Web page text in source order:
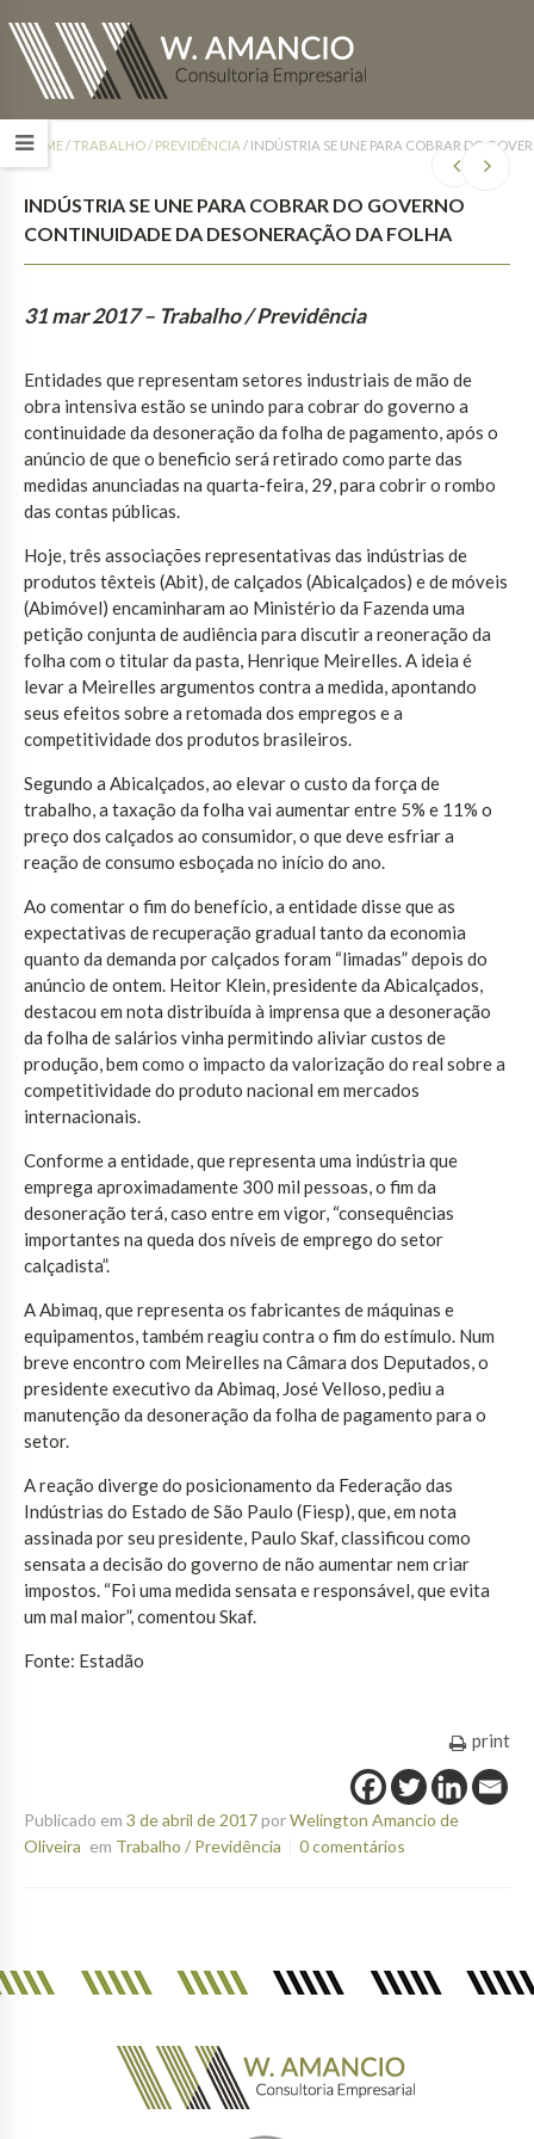
HOME/TRABALHO / PREVIDÊNCIA / INDÚSTRIA SE UNE PARA COBRAR DO
INDÚSTRIA SE UNE PARA COBRAR DO GOVERNO
CONTINUIDADE DA DESONERAÇÃO DA FOLHA
31 mar 2017 – Trabalho / Previdência
Entidades que representam setores industriais de mão de
obra intensiva estão se unindo para cobrar do governo a
continuidade da desoneração da folha de pagamento, após o
anúncio de que o beneficio será retirado como parte das
medidas anunciadas na quarta-feira, 29, para cobrir o rombo
das contas públicas.
Hoje, três associações representativas das indústrias de
produtos têxteis (Abit), de calçados (Abicalçados) e de móveis
(Abimóvel) encaminharam ao Ministério da Fazenda uma
petição conjunta de audiência para discutir a reoneração da
folha com o titular da pasta, Henrique Meirelles. A ideia é
levar a Meirelles argumentos contra a medida, apontando
seus efeitos sobre a retomada dos empregos e a
competitividade dos produtos brasileiros.
Segundo a Abicalçados, ao elevar o custo da força de
trabalho, a taxação da folha vai aumentar entre 5% e 11% o
preço dos calçados ao consumidor, o que deve esfriar a
reação de consumo esboçada no início do ano.
Ao comentar o fim do benefício, a entidade disse que as
expectativas de recuperação gradual tanto da economia
quanto da demanda por calçados foram “limadas” depois do
anúncio de ontem. Heitor Klein, presidente da Abicalçados,
destacou em nota distribuída à imprensa que a desoneração
da folha de salários vinha permitindo aliviar custos de
produção, bem como o impacto da valorização do real sobre a
competitividade do produto nacional em mercados
internacionais.
Conforme a entidade, que representa uma indústria que
emprega aproximadamente 300 mil pessoas, o fim da
desoneração terá, caso entre em vigor, “consequências
importantes na queda dos níveis de emprego do setor
calçadista”.
A Abimaq, que representa os fabricantes de máquinas e
equipamentos, também reagiu contra o fim do estímulo. Num
breve encontro com Meirelles na Câmara dos Deputados, o
presidente executivo da Abimaq, José Velloso, pediu a
manutenção da desoneração da folha de pagamento para o
setor.
A reação diverge do posicionamento da Federação das
Indústrias do Estado de São Paulo (Fiesp), que, em nota
assinada por seu presidente, Paulo Skaf, classificou como
sensata a decisão do governo de não aumentar nem criar
impostos. “Foi uma medida sensata e responsável, que evita
um mal maior”, comentou Skaf.
Fonte: Estadão
print
Publicado em 3 de abril de 2017porWelington Amancio de
Oliveira em Trabalho / Previdência 0 comentários